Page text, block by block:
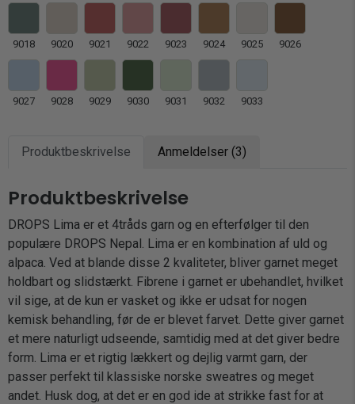
9018 9020 9021 9022 9023 9024 9025 9026
9027 9028 9029 9030 9031 9032 9033
Produktbeskrivelse Anmeldelser (3)
Produktbeskrivelse
DROPS Lima er et 4tråds garn og en efterfølger til den
populære DROPS Nepal. Lima er en kombination af uld og
alpaca. Ved at blande disse 2 kvaliteter, bliver garnet meget
holdbart og slidstærkt. Fibrene i garnet er ubehandlet, hvilket
vil sige, at de kun er vasket og ikke er udsat for nogen
kemisk behandling, før de er blevet farvet. Dette giver garnet
et mere naturligt udseende, samtidig med at det giver bedre
form. Lima er et rigtig lækkert og dejlig varmt garn, der
passer perfekt til klassiske norske sweatres og meget
andet. Husk dog, at det er en god ide at strikke fast for at